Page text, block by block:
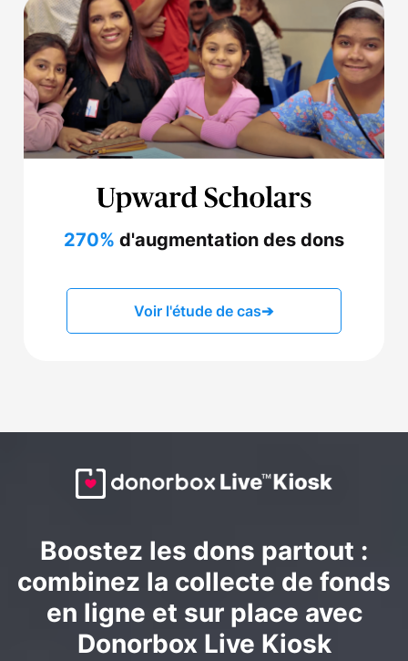
270% d'augmentation des dons
Voir l'étude de cas➔
Boostez les dons partout :
combinez la collecte de fonds
en ligne et sur place avec
Donorbox Live Kiosk